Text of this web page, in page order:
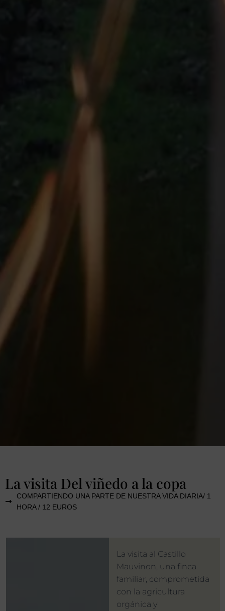
La visita Del viñedo a la copa
COMPARTIENDO UNA PARTE DE NUESTRA VIDA DIARIA/ 1
HORA / 12 EUROS
La visita al Castillo
Mauvinon, una finca
familiar, comprometida
con la agricultura
orgánica y